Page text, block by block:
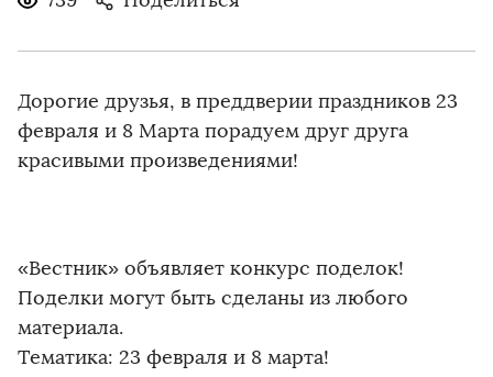
Дорогие друзья, в преддверии праздников 23
февраля и 8 Марта порадуем друг друга
красивыми произведениями!
«Вестник» объявляет конкурс поделок!
Поделки могут быть сделаны из любого
материала.
Тематика: 23 февраля и 8 марта!